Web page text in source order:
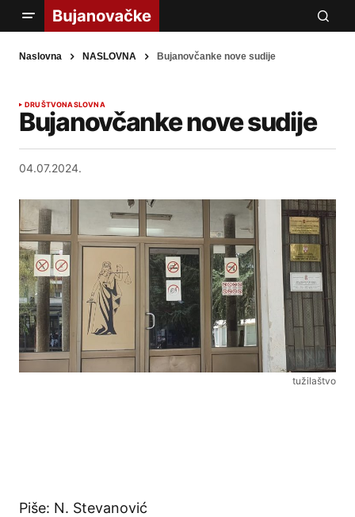
Naslovna NASLOVNA Bujanovčanke nove sudije
DRUŠTVONASLOVNA
Bujanovčanke nove sudije
04.07.2024.
tužilaštvo
Piše: N. Stevanović